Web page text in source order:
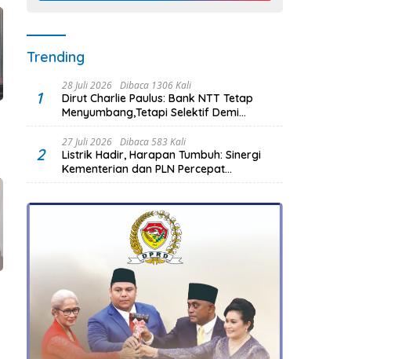
Trending
1
28 Juli 2026 Dibaca 1306 Kali
Dirut Charlie Paulus: Bank NTT Tetap
Menyumbang,Tetapi Selektif Demi
Kepentingan Masyarakat
2
27 Juli 2026 Dibaca 583 Kali
Listrik Hadir, Harapan Tumbuh: Sinergi
Kementerian dan PLN Percepat
Pembangunan Infrastruktur Desa